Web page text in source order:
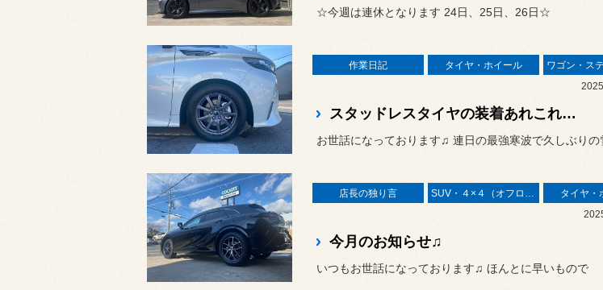
☆今週は連休となります 24日、25日、26日☆
作業日記 タイヤ・ホイール
スタッドレスタイヤの装着あれこれ…
お世話になっております♫ 連日の最強寒波で久しぶりの
店長の独り言 SUV・４×４（オフロード）
タイヤ・
今月のお知らせ♫
いつもお世話になっております♫ ほんとに早いもので